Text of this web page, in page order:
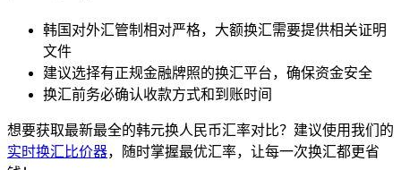
韩国对外汇管制相对严格，大额换汇需要提供相关证明
文件
建议选择有正规金融牌照的换汇平台，确保资金安全
换汇前务必确认收款方式和到账时间
想要获取最新最全的韩元换人民币汇率对比？建议使用我们的
实时换汇比价器，随时掌握最优汇率，让每一次换汇都更省